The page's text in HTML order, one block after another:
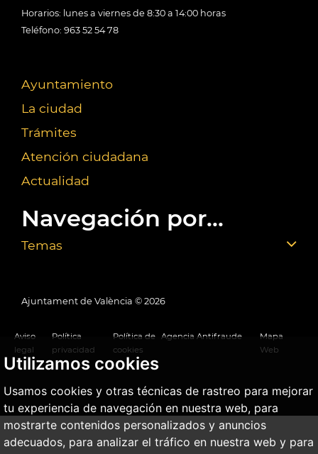
Utilizamos cookies
Usamos cookies y otras técnicas de rastreo para mejorar
tu experiencia de navegación en nuestra web, para
mostrarte contenidos personalizados y anuncios
adecuados, para analizar el tráfico en nuestra web y para
Horarios: lunes a viernes de 8:30 a 14:00 horas
Teléfono: 963 52 54 78
Ayuntamiento
La ciudad
Trámites
Atención ciudadana
Actualidad
Navegación por...
Temas
Ajuntament de València © 2026
Aviso
legal
Política
privacidad
Política de
cookies
Agencia Antifraude
Mapa
Web